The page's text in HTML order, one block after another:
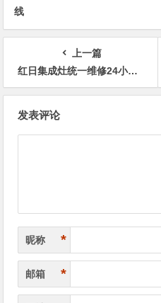
线
上一篇
红日集成灶统一维修24小时热线
发表评论
昵称 *
邮箱 *